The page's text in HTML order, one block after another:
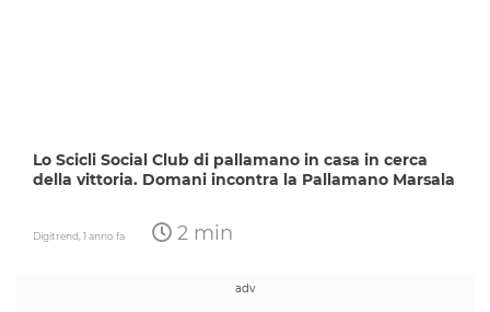
Lo Scicli Social Club di pallamano in casa in cerca
della vittoria. Domani incontra la Pallamano Marsala
Digitrend,1 anno fa 2 min